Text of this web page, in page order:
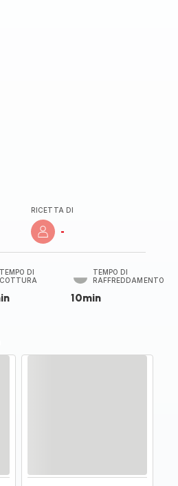
RICETTA DI
-
TEMPO DI
COTTURA
TEMPO DI
RAFFREDDAMENTO
10min